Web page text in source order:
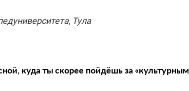
Тула
куда ты скорее пойдёшь за «культурным